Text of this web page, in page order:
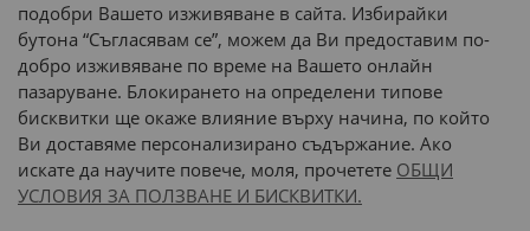
Доставка до адрес с:
или
наш транспорт
подобри Вашето изживяване в сайта. Избирайки
бутона “Съгласявам се”, можем да Ви предоставим по-
добро изживяване по време на Вашето онлайн
пазаруване. Блокирането на определени типове
бисквитки ще окаже влияние върху начина, по който
Ви доставяме персонализирано съдържание. Ако
искате да научите повече, моля, прочетете ОБЩИ
УСЛОВИЯ ЗА ПОЛЗВАНЕ И БИСКВИТКИ.